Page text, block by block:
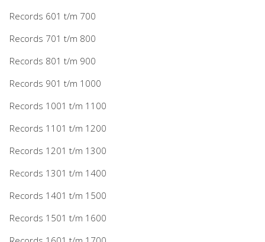
Records 601 t/m 700
Records 701 t/m 800
Records 801 t/m 900
Records 901 t/m 1000
Records 1001 t/m 1100
Records 1101 t/m 1200
Records 1201 t/m 1300
Records 1301 t/m 1400
Records 1401 t/m 1500
Records 1501 t/m 1600